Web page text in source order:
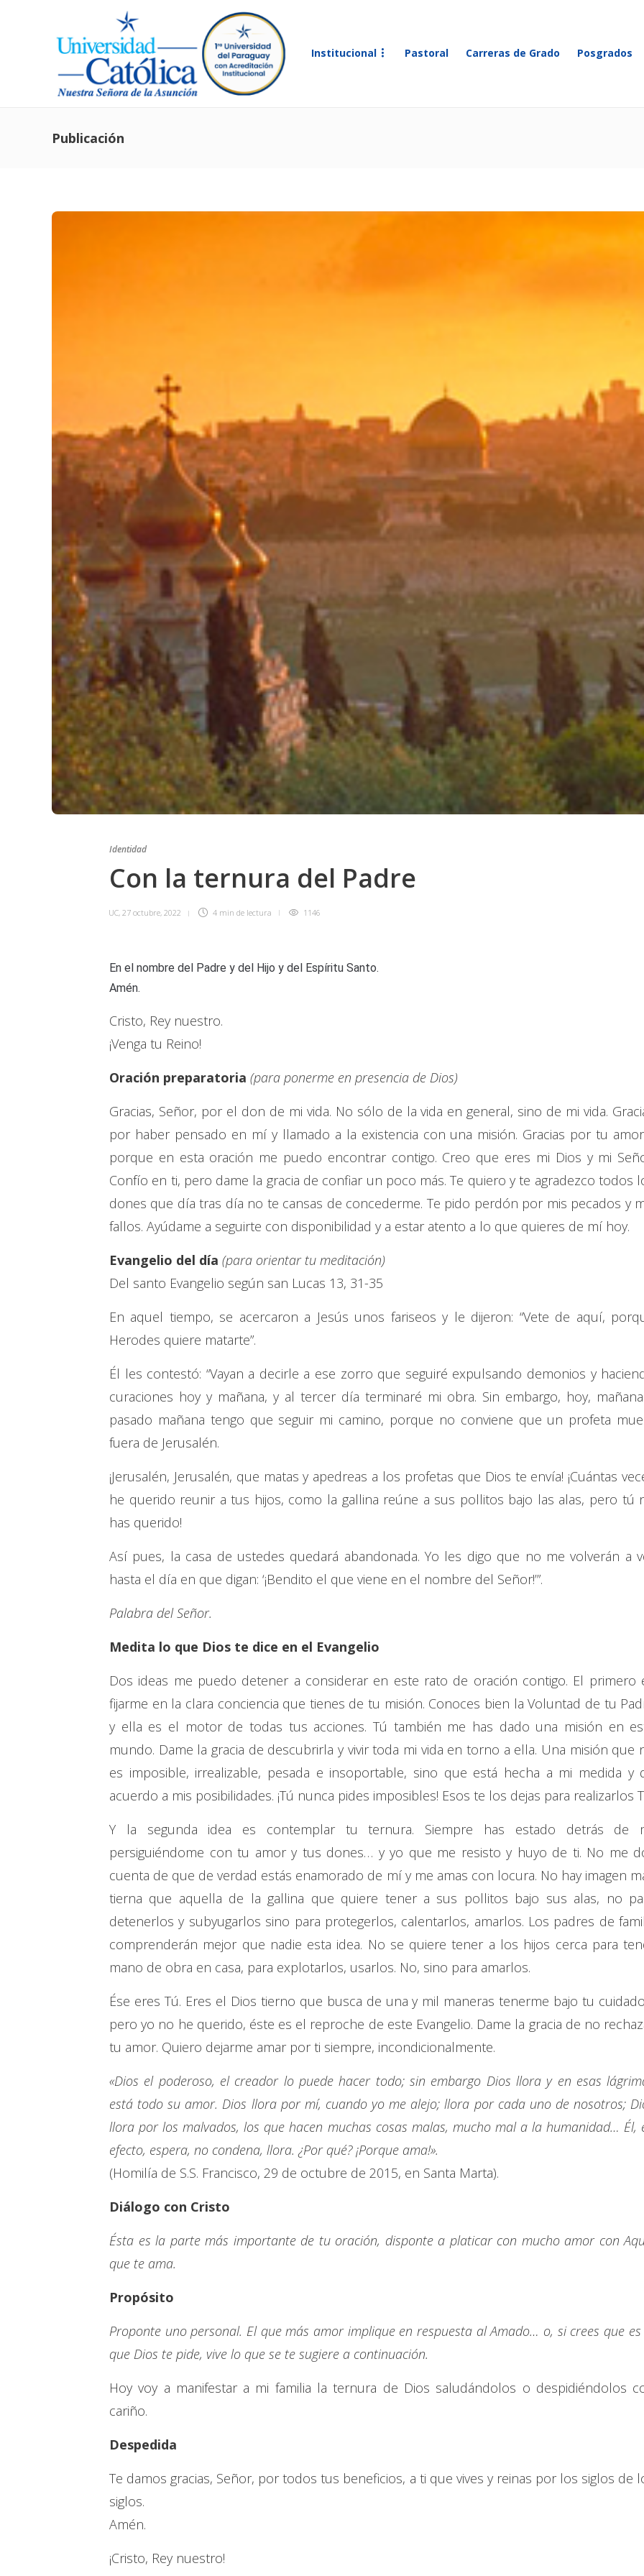
Institucional Pastoral Carreras de Grado Posgrados
Publicación
Identidad
Con la ternura del Padre
UC, 27 octubre, 2022 4 min de lectura 1146
En el nombre del Padre y del Hijo y del Espíritu Santo.
Amén.
Cristo, Rey nuestro.
¡Venga tu Reino!
Oración preparatoria (para ponerme en presencia de Dios)
Gracias, Señor, por el don de mi vida. No sólo de la vida en general, sino de mi vida.
por haber pensado en mí y llamado a la existencia con una misión. Gracias por tu
porque en esta oración me puedo encontrar contigo. Creo que eres mi Dios y mi
Confío en ti, pero dame la gracia de confiar un poco más. Te quiero y te agradezco todos
dones que día tras día no te cansas de concederme. Te pido perdón por mis pecados y
fallos. Ayúdame a seguirte con disponibilidad y a estar atento a lo que quieres de mí hoy.
Evangelio del día (para orientar tu meditación)
Del santo Evangelio según san Lucas 13, 31-35
En aquel tiempo, se acercaron a Jesús unos fariseos y le dijeron: “Vete de aquí,
Herodes quiere matarte”.
Él les contestó: “Vayan a decirle a ese zorro que seguiré expulsando demonios y
curaciones hoy y mañana, y al tercer día terminaré mi obra. Sin embargo, hoy,
pasado mañana tengo que seguir mi camino, porque no conviene que un profeta
fuera de Jerusalén.
¡Jerusalén, Jerusalén, que matas y apedreas a los profetas que Dios te envía! ¡Cuántas
he querido reunir a tus hijos, como la gallina reúne a sus pollitos bajo las alas, pero tú
has querido!
Así pues, la casa de ustedes quedará abandonada. Yo les digo que no me volverán a
hasta el día en que digan: ‘¡Bendito el que viene en el nombre del Señor!’”.
Palabra del Señor.
Medita lo que Dios te dice en el Evangelio
Dos ideas me puedo detener a considerar en este rato de oración contigo. El primero
fijarme en la clara conciencia que tienes de tu misión. Conoces bien la Voluntad de tu
y ella es el motor de todas tus acciones. Tú también me has dado una misión en
mundo. Dame la gracia de descubrirla y vivir toda mi vida en torno a ella. Una misión que
es imposible, irrealizable, pesada e insoportable, sino que está hecha a mi medida y
acuerdo a mis posibilidades. ¡Tú nunca pides imposibles! Esos te los dejas para realizarlos
Y la segunda idea es contemplar tu ternura. Siempre has estado detrás de
persiguiéndome con tu amor y tus dones… y yo que me resisto y huyo de ti. No me
cuenta de que de verdad estás enamorado de mí y me amas con locura. No hay imagen
tierna que aquella de la gallina que quiere tener a sus pollitos bajo sus alas, no
detenerlos y subyugarlos sino para protegerlos, calentarlos, amarlos. Los padres de
comprenderán mejor que nadie esta idea. No se quiere tener a los hijos cerca para
mano de obra en casa, para explotarlos, usarlos. No, sino para amarlos.
Ése eres Tú. Eres el Dios tierno que busca de una y mil maneras tenerme bajo tu
pero yo no he querido, éste es el reproche de este Evangelio. Dame la gracia de no
tu amor. Quiero dejarme amar por ti siempre, incondicionalmente.
«Dios el poderoso, el creador lo puede hacer todo; sin embargo Dios llora y en esas
está todo su amor. Dios llora por mí, cuando yo me alejo; llora por cada uno de nosotros;
llora por los malvados, los que hacen muchas cosas malas, mucho mal a la humanidad… Él,
efecto, espera, no condena, llora. ¿Por qué? ¡Porque ama!».
(Homilía de S.S. Francisco, 29 de octubre de 2015, en Santa Marta).
Diálogo con Cristo
Ésta es la parte más importante de tu oración, disponte a platicar con mucho amor con
que te ama.
Propósito
Proponte uno personal. El que más amor implique en respuesta al Amado… o, si crees que
que Dios te pide, vive lo que se te sugiere a continuación.
Hoy voy a manifestar a mi familia la ternura de Dios saludándolos o despidiéndolos
cariño.
Despedida
Te damos gracias, Señor, por todos tus beneficios, a ti que vives y reinas por los siglos de
siglos.
Amén.
¡Cristo, Rey nuestro!